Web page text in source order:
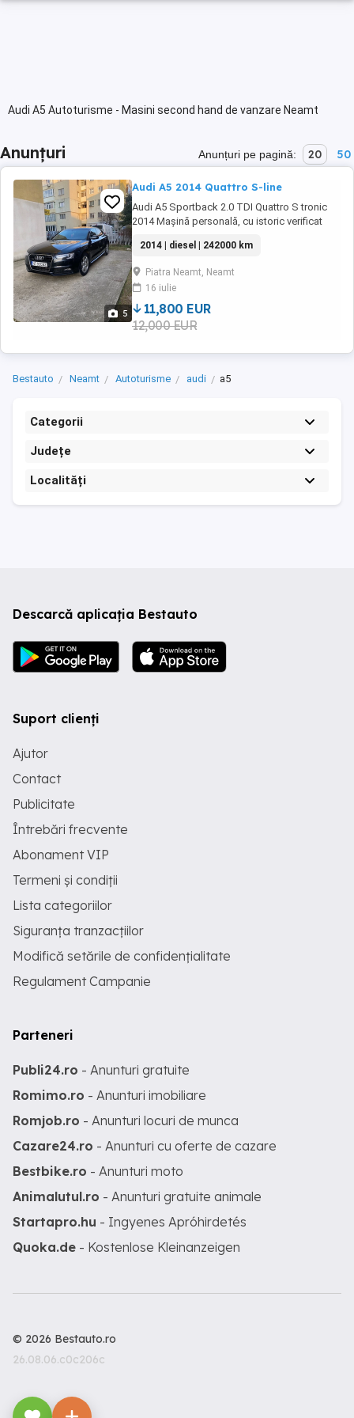
Audi A5 Autoturisme - Masini second hand de vanzare Neamt
Anunțuri Anunțuri pe pagină: 20 50
5
Audi A5 2014 Quattro S-line
Audi A5 Sportback 2.0 TDI Quattro S tronic
2014 Mașină personală, cu istoric verificat
Motorizare: 2.0 TDI, 177 CP Cutie: Automată S
tronic (7+1) Tracțiune: Quattro Caroserie:
Sportback (5 uși) Culoare: Negru Kilometraj:
242 000 Normă poluare: Euro ...
2014 | diesel | 242000 km
Piatra Neamt, Neamt
16 iulie
11,800 EUR
12,000 EUR
Bestauto Neamt Autoturisme audi a5
Categorii
Județe
Localități
Descarcă aplicația Bestauto
Suport clienți
Ajutor
Contact
Publicitate
Întrebări frecvente
Abonament VIP
Termeni și condiții
Lista categoriilor
Siguranța tranzacțiilor
Modifică setările de confidențialitate
Regulament Campanie
Parteneri
Publi24.ro - Anunturi gratuite
Romimo.ro - Anunturi imobiliare
Romjob.ro - Anunturi locuri de munca
Cazare24.ro - Anunturi cu oferte de cazare
Bestbike.ro - Anunturi moto
Animalutul.ro - Anunturi gratuite animale
Startapro.hu - Ingyenes Apróhirdetés
Quoka.de - Kostenlose Kleinanzeigen
© 2026 Bestauto.ro
26.08.06.c0c206c